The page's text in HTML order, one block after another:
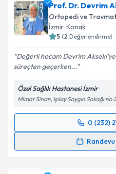
Prof. Dr. Devrim
Ortopedi ve
İzmir, Konak
5 (2 Değerlendirme)
Değerli hocam Devrim Akseki’ye
süreçten geçerken...
Özel Sağlık Hastanesi İzmir
Mimar Sinan, Işılay Saygın Sokağı
0 (232)
Randevu Takvimi